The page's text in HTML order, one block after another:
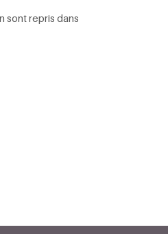
sont repris dans